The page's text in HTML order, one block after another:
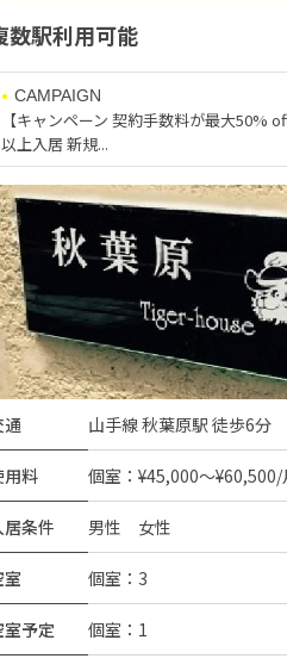
数駅利用可能
CAMPAIGN
【キャンペーン 契約手数料が最大50%
以上入居 新規...
通 山手線 秋葉原駅 徒歩6分
用料 個室：¥45,000～¥60,500/
居条件 男性 女性
室 個室：3
室予定 個室：1